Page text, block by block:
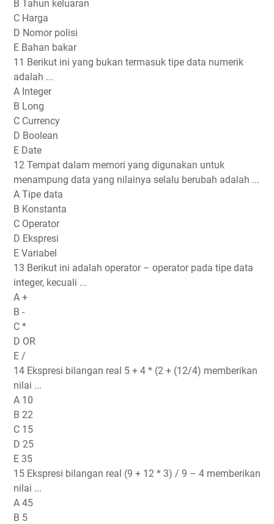
B Tahun keluaran
C Harga
D Nomor polisi
E Bahan bakar
11 Berikut ini yang bukan termasuk tipe data numerik
adalah ...
A Integer
B Long
C Currency
D Boolean
E Date
12 Tempat dalam memori yang digunakan untuk
menampung data yang nilainya selalu berubah adalah ...
A Tipe data
B Konstanta
C Operator
D Ekspresi
E Variabel
13 Berikut ini adalah operator – operator pada tipe data
integer, kecuali ...
A +
B -
C *
D OR
E /
14 Ekspresi bilangan real 5 + 4 * (2 + (12/4) memberikan
nilai ...
A 10
B 22
C 15
D 25
E 35
15 Ekspresi bilangan real (9 + 12 * 3) / 9 – 4 memberikan
nilai ...
A 45
B 5